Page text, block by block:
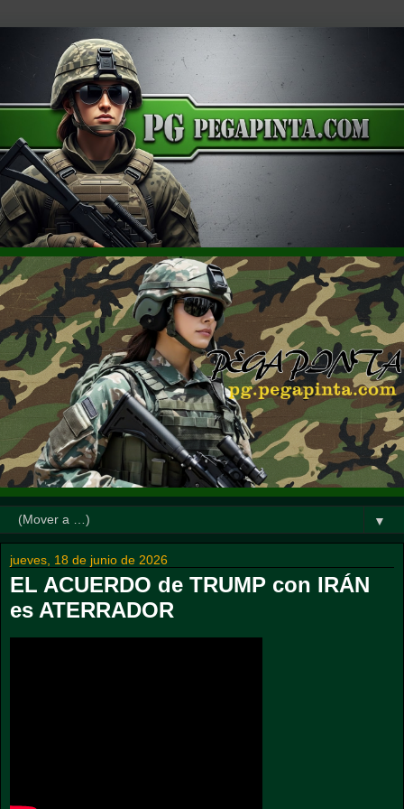
▼
jueves, 18 de junio de 2026
EL ACUERDO de TRUMP con IRÁN
es ATERRADOR